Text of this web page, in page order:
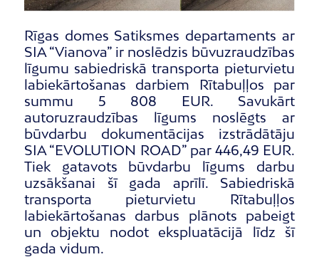
Rīgas domes Satiksmes departaments ar
SIA “Vianova” ir noslēdzis būvuzraudzības
līgumu sabiedriskā transporta pieturvietu
labiekārtošanas darbiem Rītabuļļos par
summu 5 808 EUR. Savukārt
autoruzraudzības līgums noslēgts ar
būvdarbu dokumentācijas izstrādātāju
SIA “EVOLUTION ROAD” par 446,49 EUR.
Tiek gatavots būvdarbu līgums darbu
uzsākšanai šī gada aprīlī. Sabiedriskā
transporta pieturvietu Rītabuļļos
labiekārtošanas darbus plānots pabeigt
un objektu nodot ekspluatācijā līdz šī
gada vidum.